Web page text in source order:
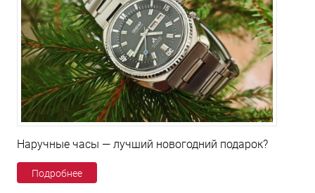
Наручные часы — лучший новогодний подарок?
Подробнее